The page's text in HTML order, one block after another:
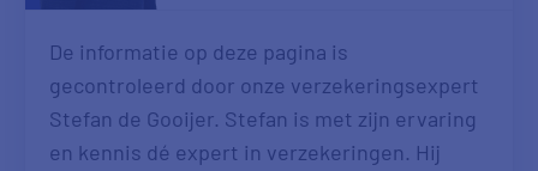
De informatie op deze pagina is
gecontroleerd door onze verzekeringsexpert
Stefan de Gooijer. Stefan is met zijn ervaring
en kennis dé expert in verzekeringen. Hij